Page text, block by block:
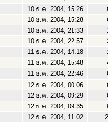
10 ธ.ค. 2004, 15:26
10 ธ.ค. 2004, 15:28
10 ธ.ค. 2004, 21:33
10 ธ.ค. 2004, 22:57
11 ธ.ค. 2004, 14:18
11 ธ.ค. 2004, 15:48
11 ธ.ค. 2004, 22:46
12 ธ.ค. 2004, 00:06
12 ธ.ค. 2004, 09:29
12 ธ.ค. 2004, 09:35
12 ธ.ค. 2004, 11:02